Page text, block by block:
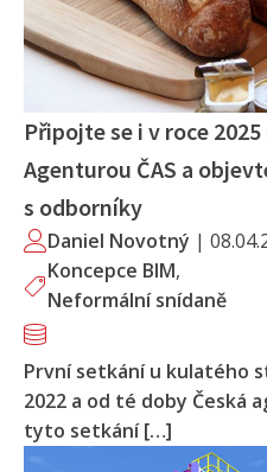
Připojte se i v roce
Agenturou ČAS a
s odborníky
Daniel Novotný |
Koncepce BIM,
Neformální snídaně
První setkání u kulatého
2022 a od té doby Česká
tyto setkání […]